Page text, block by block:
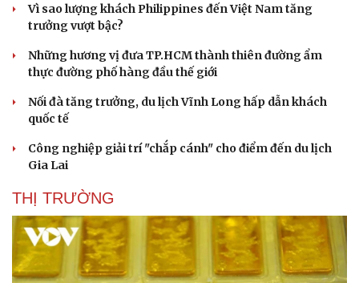
Văn hóa
Văn học
Âm nhạc
Thời trang
Vì sao lượng khách Philippines đến Việt Nam tăng
trưởng vượt bậc?
Những hương vị đưa TP.HCM thành thiên đường ẩm
thực đường phố hàng đầu thế giới
Nối đà tăng trưởng, du lịch Vĩnh Long hấp dẫn khách
quốc tế
Công nghiệp giải trí "chắp cánh" cho điểm đến du lịch
Gia Lai
THỊ TRƯỜNG